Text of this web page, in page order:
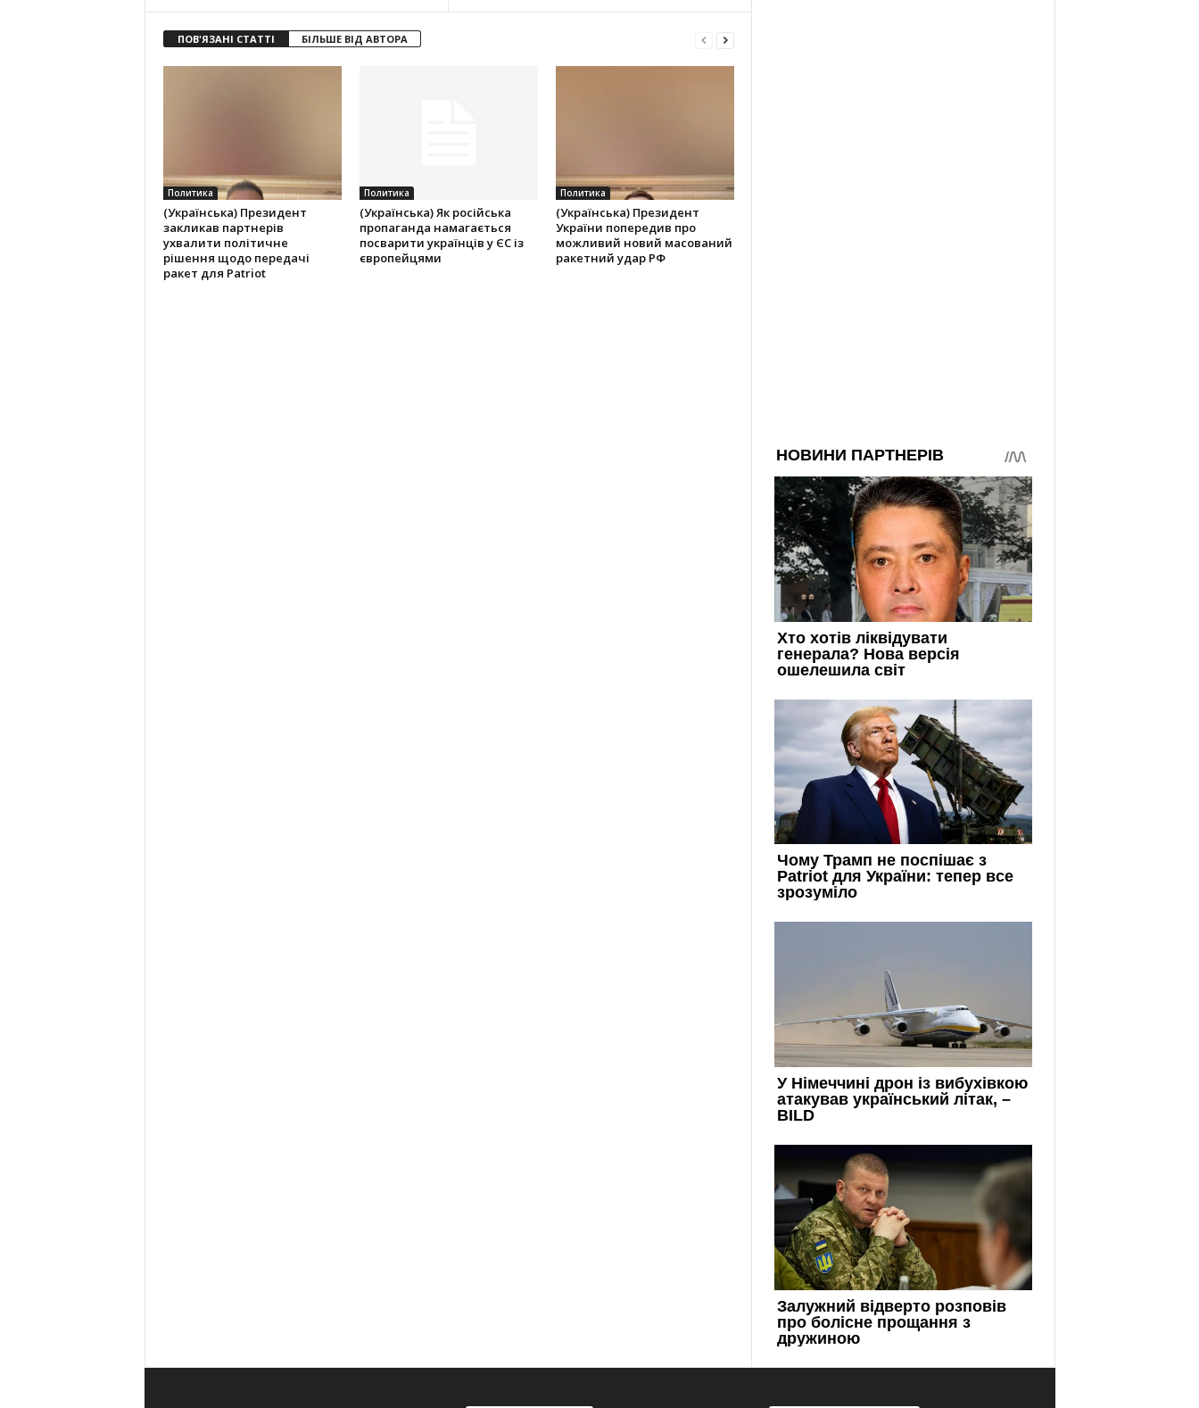
ПОВ'ЯЗАНІ СТАТТІ БІЛЬШЕ ВІД АВТОРА
Политика
(Українська) Президент
закликав партнерів
ухвалити політичне
рішення щодо передачі
ракет для Patriot
Политика
(Українська) Як російська
пропаганда намагається
посварити українців у ЄС із
європейцями
Политика
(Українська) Президент
України попередив про
можливий новий масований
ракетний удар РФ